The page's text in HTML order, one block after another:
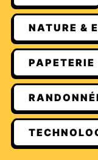
NATURE &
PAPETERIE